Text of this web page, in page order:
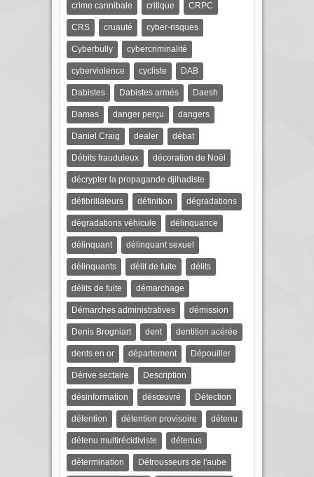
crime cannibale critique CRPC
CRS cruauté cyber-risques
Cyberbully cybercriminalité
cyberviolence cycliste DAB
Dabistes Dabistes armés Daesh
Damas danger perçu dangers
Daniel Craig dealer débat
Débits frauduleux décoration de Noël
décrypter la propagande djihadiste
défibrillateurs définition dégradations
dégradations véhicule délinquance
délinquant délinquant sexuel
délinquants délit de fuite délits
délits de fuite démarchage
Démarches administratives démission
Denis Brogniart dent dentition acérée
dents en or département Dépouiller
Dérive sectaire Description
désinformation désœuvré Détection
détention détention provisoire détenu
détenu multirécidiviste détenus
détermination Détrousseurs de l'aube